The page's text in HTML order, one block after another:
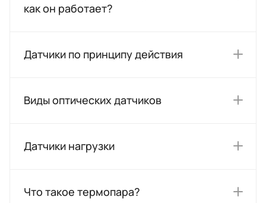
как он работает?
Датчики по принципу действия
Виды оптических датчиков
Датчики нагрузки
Что такое термопара?